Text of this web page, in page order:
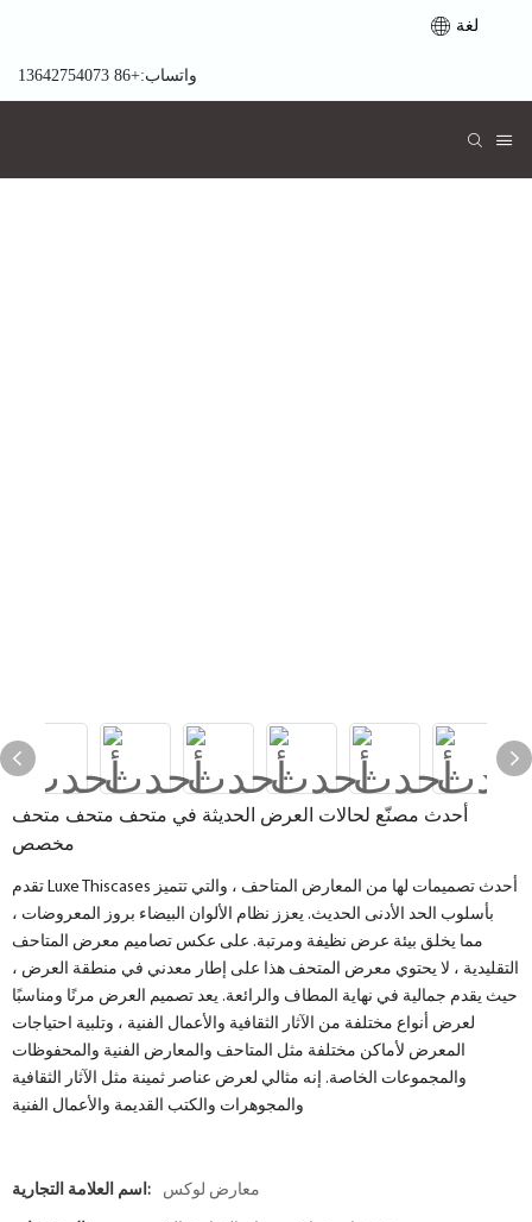
لغة
واتساب:+86 13642754073
أحدث مصنّع لحالات العرض الحديثة في متحف متحف متحف
مخصص
تقدم Luxe Thiscases أحدث تصميمات لها من المعارض المتاحف ، والتي تتميز
بأسلوب الحد الأدنى الحديث. يعزز نظام الألوان البيضاء بروز المعروضات ،
مما يخلق بيئة عرض نظيفة ومرتبة. على عكس تصاميم معرض المتاحف
التقليدية ، لا يحتوي معرض المتحف هذا على إطار معدني في منطقة العرض ،
حيث يقدم جمالية في نهاية المطاف والرائعة. يعد تصميم العرض مرنًا ومناسبًا
لعرض أنواع مختلفة من الآثار الثقافية والأعمال الفنية ، وتلبية احتياجات
المعرض لأماكن مختلفة مثل المتاحف والمعارض الفنية والمحفوظات
والمجموعات الخاصة. إنه مثالي لعرض عناصر ثمينة مثل الآثار الثقافية
والمجوهرات والكتب القديمة والأعمال الفنية
اسم العلامة التجارية: معارض لوكس